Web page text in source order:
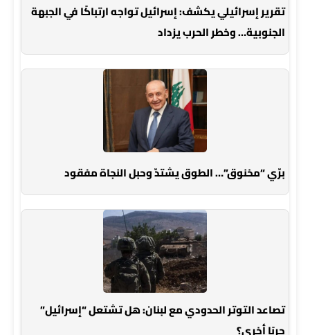
تقرير إسرائيلي يكشف: إسرائيل تواجه ارتباكًا في الجبهة
الجنوبية… وخطر الحرب يزداد
برّي “مخنوق”… الطوق يشتدّ وحبل النجاة مفقود
تصاعد التوتر الحدودي مع لبنان: هل تشتعل “إسرائيل”
حربًا أخرى؟